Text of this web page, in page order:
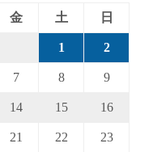
金 土 日
1 2
7 8 9
14 15 16
21 22 23